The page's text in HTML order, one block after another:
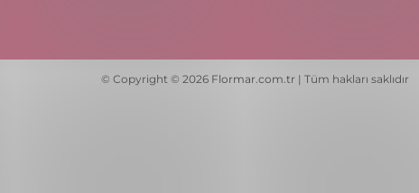
© Copyright © 2026 Flormar.com.tr | Tüm hakları saklıdır